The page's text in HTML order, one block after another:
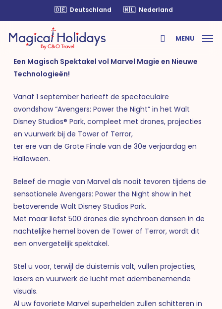
main
content
🇩🇪 Deutschland 🇳🇱 Nederland
search
MENU
Een Magisch Spektakel vol Marvel Magie en Nieuwe
Technologieën!
Vanaf 1 september herleeft de spectaculaire
avondshow “Avengers: Power the Night” in het Walt
Disney Studios® Park, compleet met drones, projecties
en vuurwerk bij de Tower of Terror,
ter ere van de Grote Finale van de 30e verjaardag en
Halloween.
Beleef de magie van Marvel als nooit tevoren tijdens de
sensationele Avengers: Power the Night show in het
betoverende Walt Disney Studios Park.
Met maar liefst 500 drones die synchroon dansen in de
nachtelijke hemel boven de Tower of Terror, wordt dit
een onvergetelijk spektakel.
Stel u voor, terwijl de duisternis valt, vullen projecties,
lasers en vuurwerk de lucht met adembenemende
visuals.
Al uw favoriete Marvel superhelden zullen schitteren in